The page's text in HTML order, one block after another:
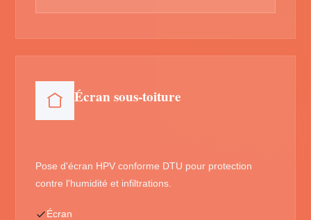
Écran sous-toiture
Pose d'écran HPV conforme DTU pour protection
contre l'humidité et infiltrations.
Écran